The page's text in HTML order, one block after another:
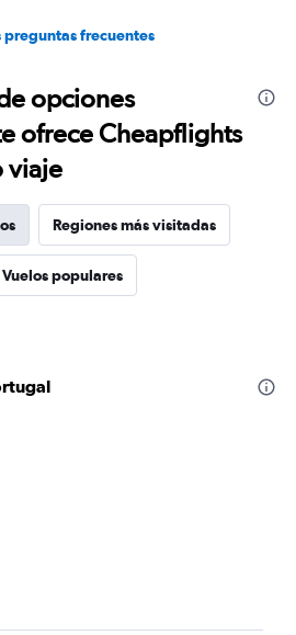
preguntas frecuentes
opciones
ofrece Cheapflights
viaje
Regiones más visitadas
Vuelos populares